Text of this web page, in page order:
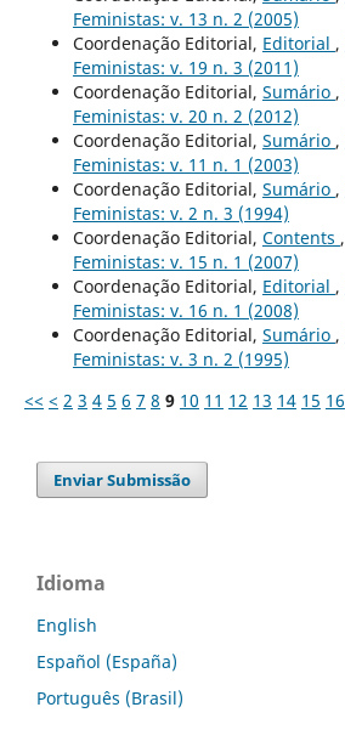
Feministas: v. 13 n. 2 (2005)
Coordenação Editorial, Editorial ,
Feministas: v. 19 n. 3 (2011)
Coordenação Editorial, Sumário ,
Feministas: v. 20 n. 2 (2012)
Coordenação Editorial, Sumário ,
Feministas: v. 11 n. 1 (2003)
Coordenação Editorial, Sumário ,
Feministas: v. 2 n. 3 (1994)
Coordenação Editorial, Contents ,
Feministas: v. 15 n. 1 (2007)
Coordenação Editorial, Editorial ,
Feministas: v. 16 n. 1 (2008)
Coordenação Editorial, Sumário ,
Feministas: v. 3 n. 2 (1995)
<< < 2 3 4 5 6 7 8 9 10 11 12 13 14 15 16
Enviar Submissão
Idioma
English
Español (España)
Português (Brasil)